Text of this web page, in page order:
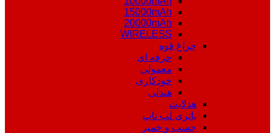
15000mAh
20000mAh
WIRELESS
چراغ قوه
حرفه ای
معمولی
خودکاری
هندلی
هدلایت
باتری لپ تاپ
چسب و خمیر